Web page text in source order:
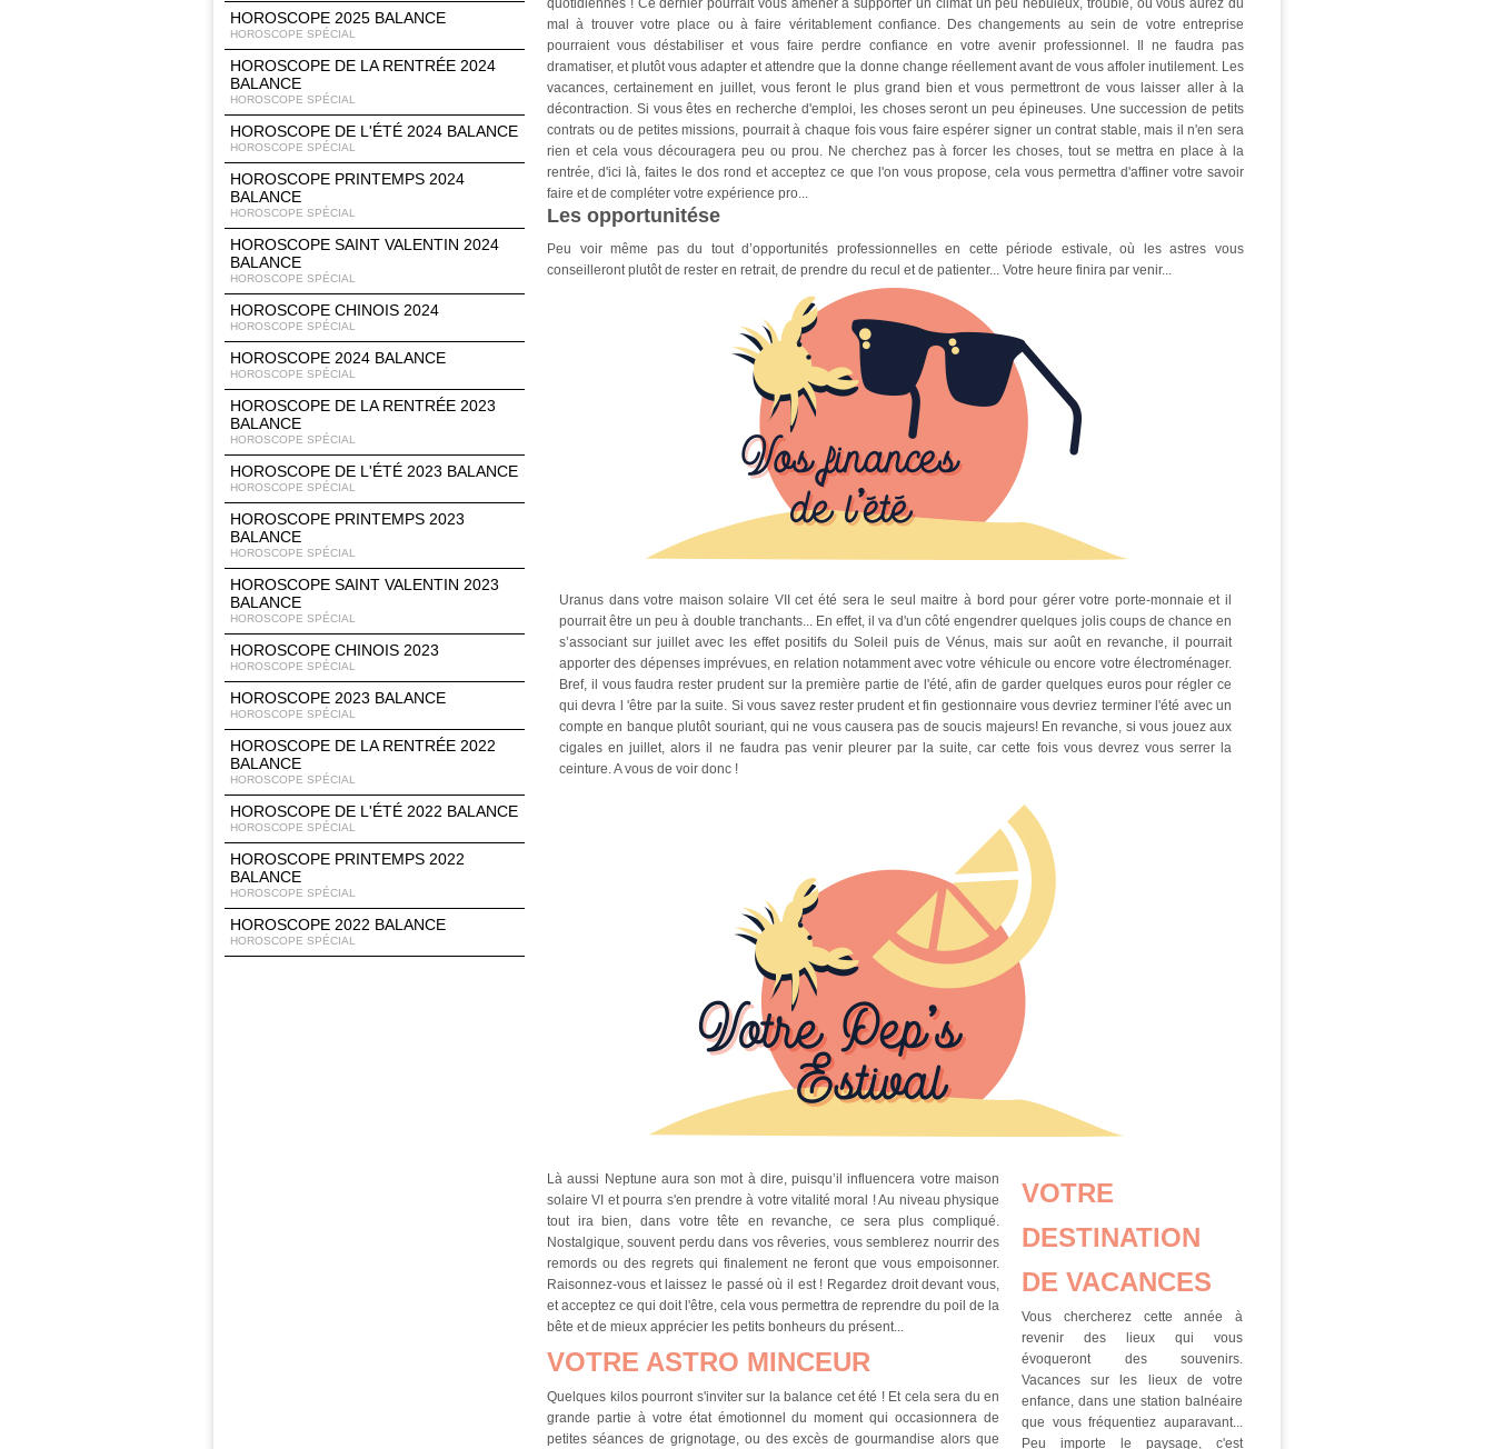
HOROSCOPE 2025 BALANCE
HOROSCOPE SPÉCIAL
HOROSCOPE DE LA RENTRÉE 2024
BALANCE
HOROSCOPE SPÉCIAL
HOROSCOPE DE L'ÉTÉ 2024 BALANCE
HOROSCOPE SPÉCIAL
HOROSCOPE PRINTEMPS 2024
BALANCE
HOROSCOPE SPÉCIAL
HOROSCOPE SAINT VALENTIN 2024
BALANCE
HOROSCOPE SPÉCIAL
HOROSCOPE CHINOIS 2024
HOROSCOPE SPÉCIAL
HOROSCOPE 2024 BALANCE
HOROSCOPE SPÉCIAL
HOROSCOPE DE LA RENTRÉE 2023
BALANCE
HOROSCOPE SPÉCIAL
HOROSCOPE DE L'ÉTÉ 2023 BALANCE
HOROSCOPE SPÉCIAL
HOROSCOPE PRINTEMPS 2023
BALANCE
HOROSCOPE SPÉCIAL
HOROSCOPE SAINT VALENTIN 2023
BALANCE
HOROSCOPE SPÉCIAL
HOROSCOPE CHINOIS 2023
HOROSCOPE SPÉCIAL
HOROSCOPE 2023 BALANCE
HOROSCOPE SPÉCIAL
HOROSCOPE DE LA RENTRÉE 2022
BALANCE
HOROSCOPE SPÉCIAL
HOROSCOPE DE L'ÉTÉ 2022 BALANCE
HOROSCOPE SPÉCIAL
HOROSCOPE PRINTEMPS 2022
BALANCE
HOROSCOPE SPÉCIAL
HOROSCOPE 2022 BALANCE
HOROSCOPE SPÉCIAL
quotidiennes ! Ce dernier pourrait vous amener à supporter un climat un peu nébuleux, trouble, où vous aurez du
mal à trouver votre place ou à faire véritablement confiance. Des changements au sein de votre entreprise
pourraient vous déstabiliser et vous faire perdre confiance en votre avenir professionnel. Il ne faudra pas
dramatiser, et plutôt vous adapter et attendre que la donne change réellement avant de vous affoler inutilement. Les
vacances, certainement en juillet, vous feront le plus grand bien et vous permettront de vous laisser aller à la
décontraction. Si vous êtes en recherche d'emploi, les choses seront un peu épineuses. Une succession de petits
contrats ou de petites missions, pourrait à chaque fois vous faire espérer signer un contrat stable, mais il n'en sera
rien et cela vous découragera peu ou prou. Ne cherchez pas à forcer les choses, tout se mettra en place à la
rentrée, d'ici là, faites le dos rond et acceptez ce que l'on vous propose, cela vous permettra d'affiner votre savoir
faire et de compléter votre expérience pro...
Les opportunitése
Peu voir même pas du tout d’opportunités professionnelles en cette période estivale, où les astres vous
conseilleront plutôt de rester en retrait, de prendre du recul et de patienter... Votre heure finira par venir...
Uranus dans votre maison solaire VII cet été sera le seul maitre à bord pour gérer votre porte-monnaie et il
pourrait être un peu à double tranchants... En effet, il va d'un côté engendrer quelques jolis coups de chance en
s’associant sur juillet avec les effet positifs du Soleil puis de Vénus, mais sur août en revanche, il pourrait
apporter des dépenses imprévues, en relation notamment avec votre véhicule ou encore votre électroménager.
Bref, il vous faudra rester prudent sur la première partie de l'été, afin de garder quelques euros pour régler ce
qui devra l 'être par la suite. Si vous savez rester prudent et fin gestionnaire vous devriez terminer l'été avec un
compte en banque plutôt souriant, qui ne vous causera pas de soucis majeurs! En revanche, si vous jouez aux
cigales en juillet, alors il ne faudra pas venir pleurer par la suite, car cette fois vous devrez vous serrer la
ceinture. A vous de voir donc !
Là aussi Neptune aura son mot à dire, puisqu’il influencera votre maison
solaire VI et pourra s'en prendre à votre vitalité moral ! Au niveau physique
tout ira bien, dans votre tête en revanche, ce sera plus compliqué.
Nostalgique, souvent perdu dans vos rêveries, vous semblerez nourrir des
remords ou des regrets qui finalement ne feront que vous empoisonner.
Raisonnez-vous et laissez le passé où il est ! Regardez droit devant vous,
et acceptez ce qui doit l'être, cela vous permettra de reprendre du poil de la
bête et de mieux apprécier les petits bonheurs du présent...
VOTRE ASTRO MINCEUR
Quelques kilos pourront s'inviter sur la balance cet été ! Et cela sera du en
grande partie à votre état émotionnel du moment qui occasionnera de
petites séances de grignotage, ou des excès de gourmandise alors que
VOTRE
DESTINATION
DE VACANCES
Vous chercherez cette année à
revenir des lieux qui vous
évoqueront des souvenirs.
Vacances sur les lieux de votre
enfance, dans une station balnéaire
que vous fréquentiez auparavant...
Peu importe le paysage, c'est